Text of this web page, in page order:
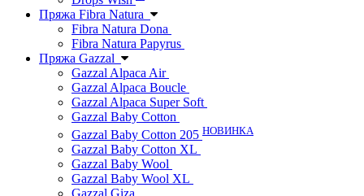
Пряжа Fibra Natura
Fibra Natura Dona
Fibra Natura Papyrus
Пряжа Gazzal
Gazzal Alpaca Air
Gazzal Alpaca Boucle
Gazzal Alpaca Super Soft
Gazzal Baby Cotton
Gazzal Baby Cotton 205 НОВИНКА
Gazzal Baby Cotton XL
Gazzal Baby Wool
Gazzal Baby Wool XL